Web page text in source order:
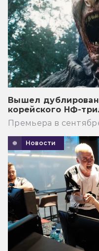
Вышел
корейского НФ-
Премьера в
Новости